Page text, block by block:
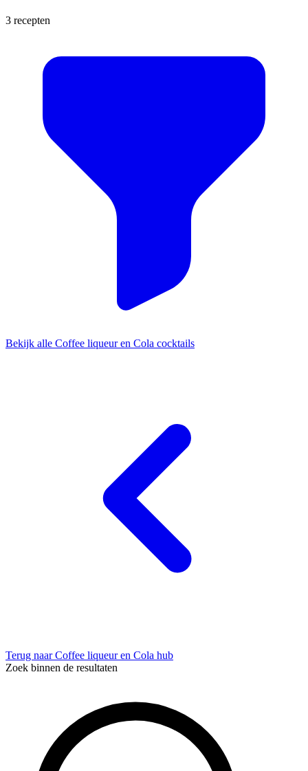
3 recepten
Bekijk alle Coffee liqueur en Cola cocktails
Terug naar Coffee liqueur en Cola hub
Zoek binnen de resultaten